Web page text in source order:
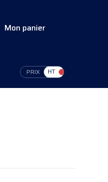
Mon panier
PRIX Switch Tax